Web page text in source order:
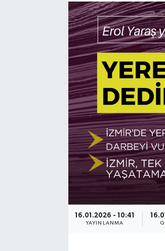
16.01.2026 - 10:41
YAYINLANMA
Resmi Reklam
Röportajlar